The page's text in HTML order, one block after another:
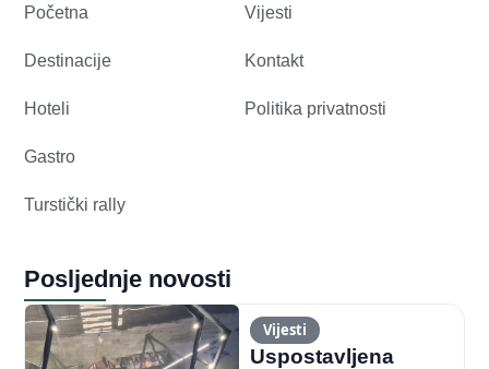
Početna
Destinacije
Hoteli
Gastro
Turstički rally
Vijesti
Kontakt
Politika privatnosti
Posljednje novosti
Vijesti
Uspostavljena